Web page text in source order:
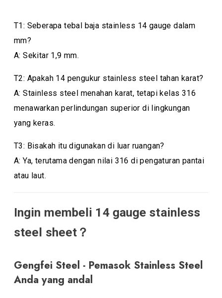
T1: Seberapa tebal baja stainless 14 gauge dalam
mm?
A: Sekitar 1,9 mm.
T2: Apakah 14 pengukur stainless steel tahan karat?
A: Stainless steel menahan karat, tetapi kelas 316
menawarkan perlindungan superior di lingkungan
yang keras.
T3: Bisakah itu digunakan di luar ruangan?
A: Ya, terutama dengan nilai 316 di pengaturan pantai
atau laut.
Ingin membeli 14 gauge stainless
steel sheet？
Gengfei Steel - Pemasok Stainless Steel
Anda yang andal